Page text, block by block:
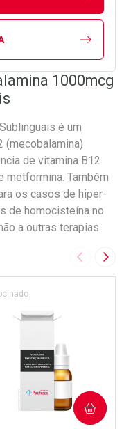
1000mcg
é um
(mecobalamina)
de vitamina B12
metformina. Também
os casos de hiper-
de homocisteína no
a outras terapias.
Imagem
COMPRAR